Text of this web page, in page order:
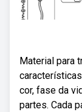
Material para
cor, fase da
partes. Cada